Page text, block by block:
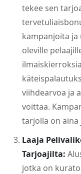
tekee sen
kampanjoita ja
oleville
viihdearvoa ja
voittaa.
tarjolla on
Laaja
Tarjoajilta:
jotka on